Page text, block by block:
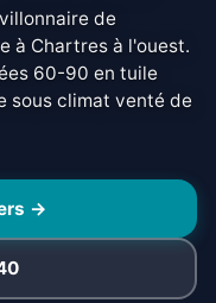
de
à Chartres à l'ouest.
60-90 en tuile
sous climat venté de
→